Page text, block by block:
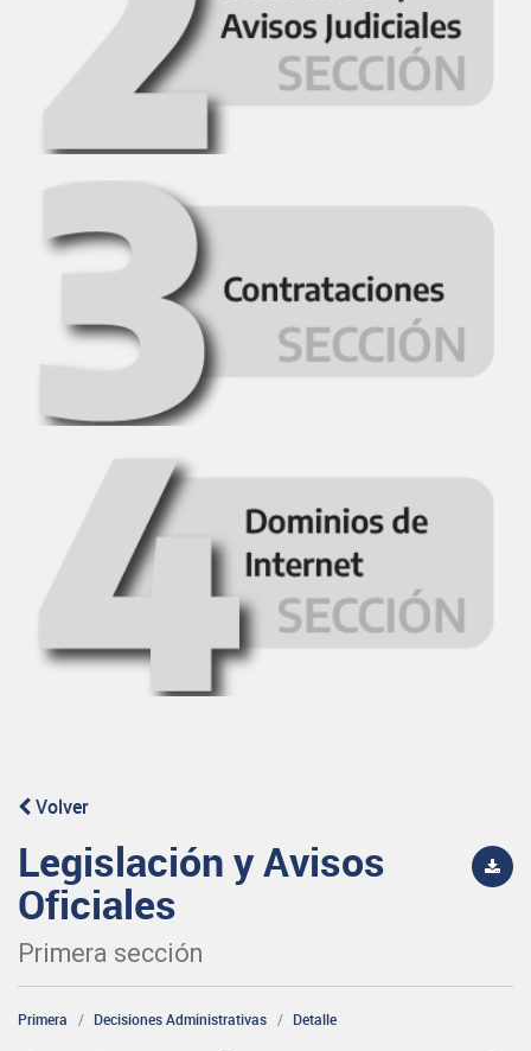
Volver
Legislación y Avisos
Oficiales
Primera sección
Primera Decisiones Administrativas Detalle